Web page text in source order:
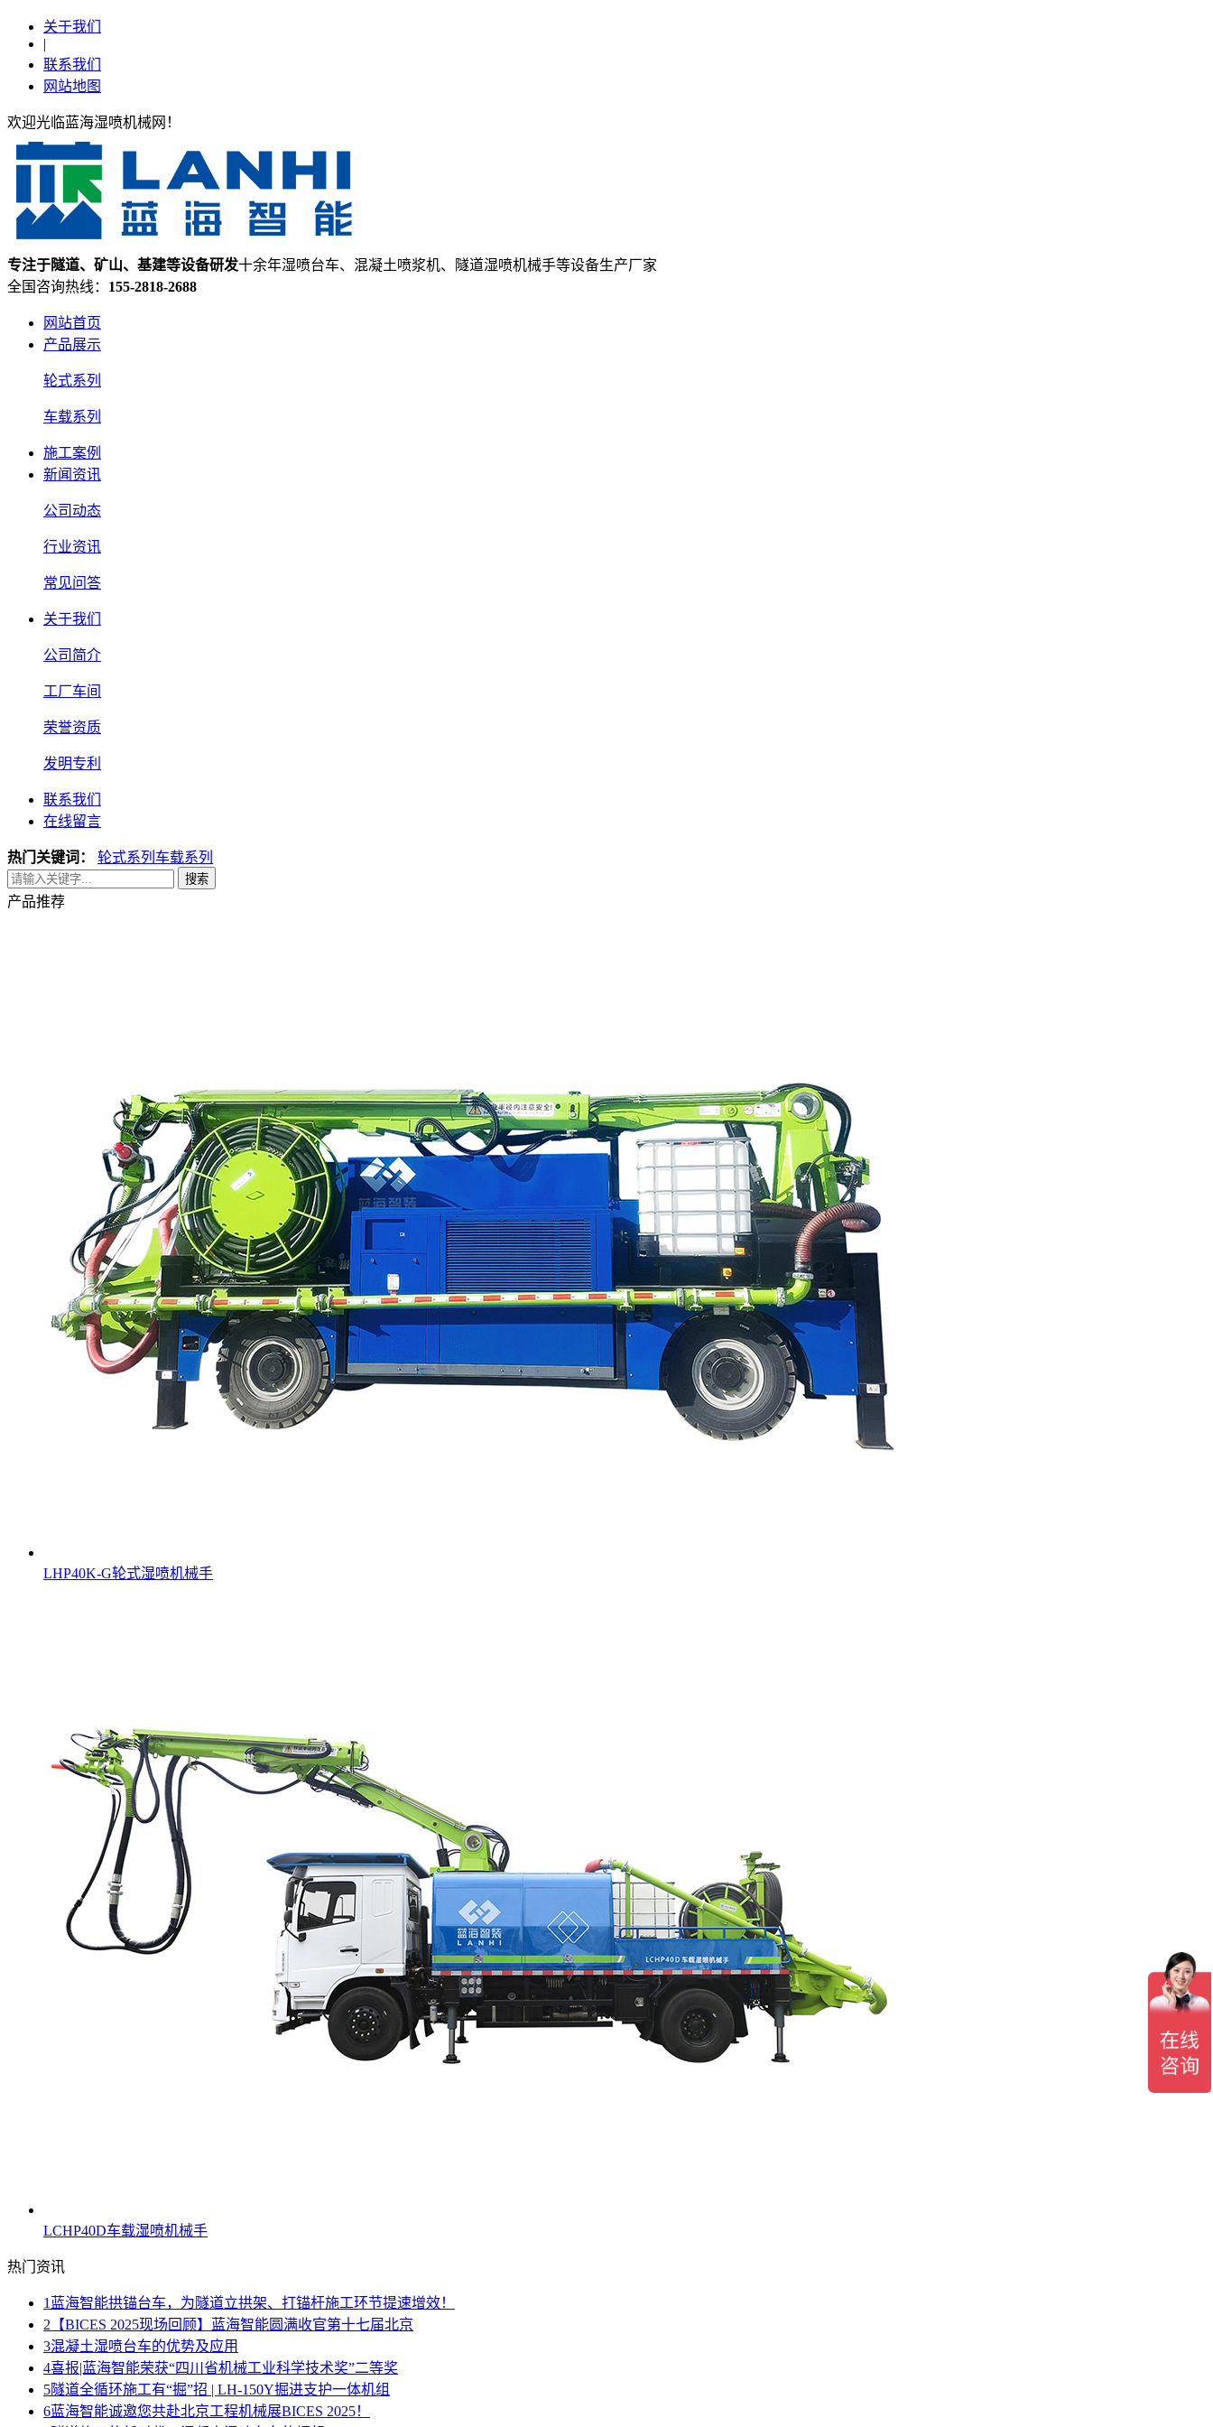
关于我们
|
联系我们
网站地图
欢迎光临蓝海湿喷机械网！
专注于隧道、矿山、基建等设备研发十余年湿喷台车、混凝土喷浆机、隧道湿喷机械手等设备生产厂家
全国咨询热线： 155-2818-2688
网站首页
产品展示
轮式系列
车载系列
施工案例
新闻资讯
公司动态
行业资讯
常见问答
关于我们
公司简介
工厂车间
荣誉资质
发明专利
联系我们
在线留言
热门关键词： 轮式系列 车载系列
搜索
产品推荐
LHP40K-G轮式湿喷机械手
LCHP40D车载湿喷机械手
热门资讯
1 蓝海智能拱锚台车，为隧道立拱架、打锚杆施工环节提速增效！
2 【BICES 2025现场回顾】蓝海智能圆满收官第十七届北京
3混凝土湿喷台车的优势及应用
4喜报|蓝海智能荣获“四川省机械工业科学技术奖”二等奖
5隧道全循环施工有“掘”招 | LH-150Y掘进支护一体机组
6蓝海智能诚邀您共赴北京工程机械展BICES 2025！